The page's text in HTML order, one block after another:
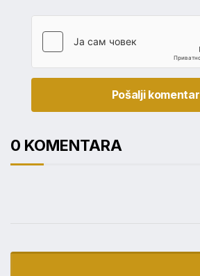
Pošalji komentar
0 KOMENTARA